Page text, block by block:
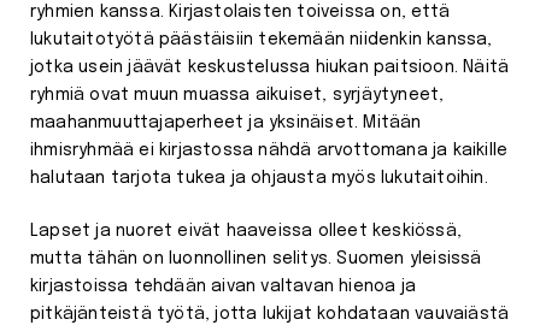
ryhmien kanssa. Kirjastolaisten toiveissa on, että
lukutaitotyötä päästäisiin tekemään niidenkin kanssa,
jotka usein jäävät keskustelussa hiukan paitsioon. Näitä
ryhmiä ovat muun muassa aikuiset, syrjäytyneet,
maahanmuuttajaperheet ja yksinäiset. Mitään
ihmisryhmää ei kirjastossa nähdä arvottomana ja kaikille
halutaan tarjota tukea ja ohjausta myös lukutaitoihin.
Lapset ja nuoret eivät haaveissa olleet keskiössä,
mutta tähän on luonnollinen selitys. Suomen yleisissä
kirjastoissa tehdään aivan valtavan hienoa ja
pitkäjänteistä työtä, jotta lukijat kohdataan vauvaiästä